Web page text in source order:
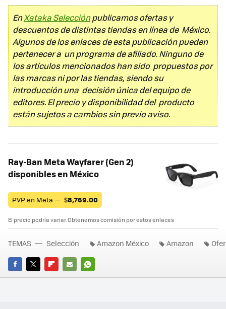
EnXataka Selecciónpublicamos ofertas y
descuentos de distintas tiendas en línea de México.
Algunos de los enlaces de esta publicación pueden
pertenecer a un programa de afiliado. Ninguno de
los artículos mencionados han sido propuestos por
las marcas ni por las tiendas, siendo su
introducción una decisión única del equipo de
editores. El precio y disponibilidad del producto
están sujetos a cambios sin previo aviso.
Ray-Ban Meta Wayfarer (Gen 2)
disponibles en México
PVP en Meta — $8,769.00
El precio podría variar. Obtenemos comisión por estos enlaces
FACEBOOK
TWITTERFLIPBOARD
E-
WHATSAPP
TEMAS Selección Amazon México Amazon